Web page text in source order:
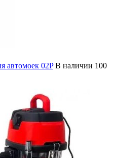
автомоек 02P В наличии 100